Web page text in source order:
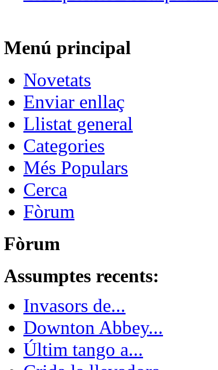
Menú principal
Novetats
Enviar enllaç
Llistat general
Categories
Més Populars
Cerca
Fòrum
Fòrum
Assumptes recents:
Invasors de...
Downton Abbey...
Últim tango a...